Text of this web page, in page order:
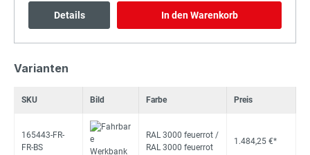
Details In den Warenkorb
Varianten
SKU Bild Farbe Preis
165443-FR-
FR-BS
RAL 3000 feuerrot /
RAL 3000 feuerrot
1.484,25 €*